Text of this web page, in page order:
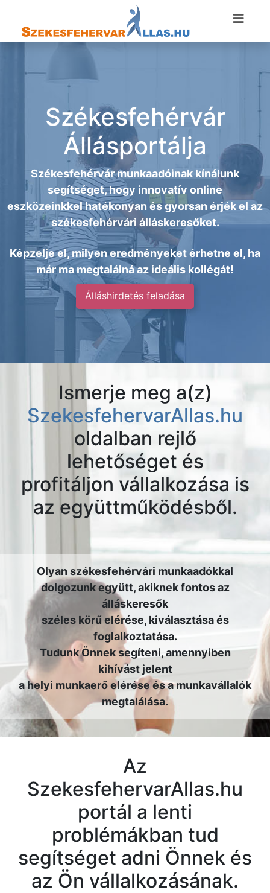
Székesfehérvár
Állásportálja
Székesfehérvár munkaadóinak kínálunk
segítséget, hogy innovatív online
eszközeinkkel hatékonyan és gyorsan érjék el az
székesfehérvári álláskeresőket.
Képzelje el, milyen eredményeket érhetne el, ha
már ma megtalálná az ideális kollégát!
Álláshirdetés feladása
Ismerje meg a(z)
SzekesfehervarAllas.hu
oldalban rejlő
lehetőséget és
profitáljon vállalkozása is
az együttműködésből.
Olyan székesfehérvári munkaadókkal
dolgozunk együtt, akiknek fontos az
álláskeresők
széles körű elérése, kiválasztása és
foglalkoztatása.
Tudunk Önnek segíteni, amennyiben
kihívást jelent
a helyi munkaerő elérése és a munkavállalók
megtalálása.
Az
SzekesfehervarAllas.hu
portál a lenti
problémákban tud
segítséget adni Önnek és
az Ön vállalkozásának.